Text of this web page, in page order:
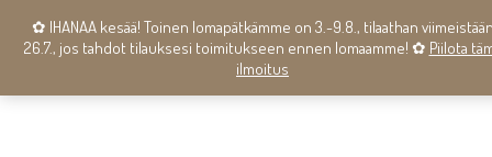
✿ IHANAA kesää! Toinen lomapätkämme on 3.-9.8., tilaathan
26.7., jos tahdot tilauksesi toimitukseen ennen lomaamme! ✿ Piilota
ilmoitus